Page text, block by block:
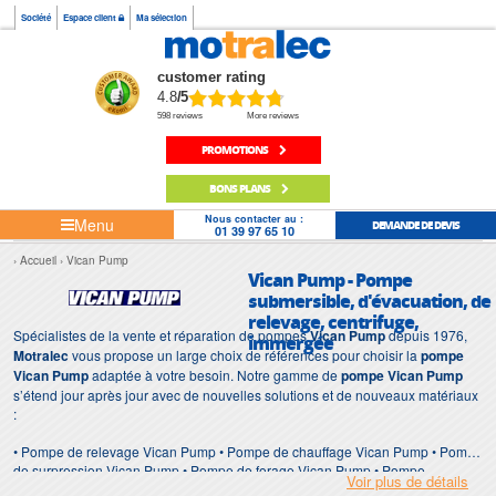
Société Espace client Ma sélection
customer rating
4.8/5
598 reviews More reviews
PROMOTIONS
BONS PLANS
Menu Nous contacter au :
01 39 97 65 10 DEMANDE DE DEVIS
Accueil Vican Pump
Vican Pump - Pompe
submersible, d'évacuation, de
relevage, centrifuge,
immergée
Spécialistes de la vente et réparation de pompesVican Pumpdepuis 1976,
Motralecvous propose un large choix de références pour choisir la pompe
Vican Pumpadaptée à votre besoin. Notre gamme depompe Vican Pump
s’étend jour après jour avec de nouvelles solutions et de nouveaux matériaux
:
• Pompe de relevage Vican Pump • Pompe de chauffage Vican Pump • Pompe
de surpression Vican Pump • Pompe de forage Vican Pump • Pompe
d'intervention Vican Pump • Pompe de chantier Vican Pump • Pompe Vican
Voir plus de détails